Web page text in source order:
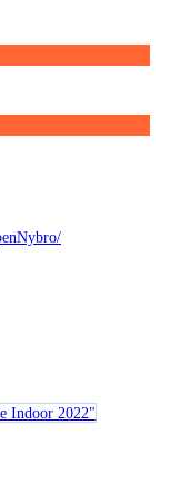
Indoor 2022"